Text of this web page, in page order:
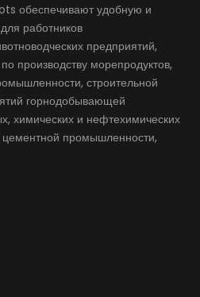
обеспечивают удобную и
работников
предприятий,
производству морепродуктов,
строительной
горнодобывающей
химических и нефтехимических
промышленности,